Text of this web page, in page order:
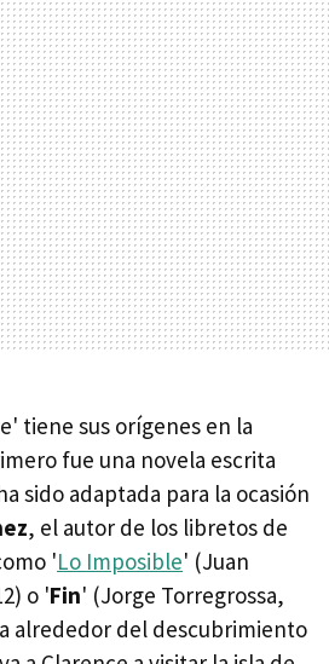
tiene sus orígenes en la
fue una novela escrita
sido adaptada para la ocasión
, el autor de los libretos de
'Lo Imposible' (Juan
o 'Fin' (Jorge Torregrossa,
alrededor del descubrimiento